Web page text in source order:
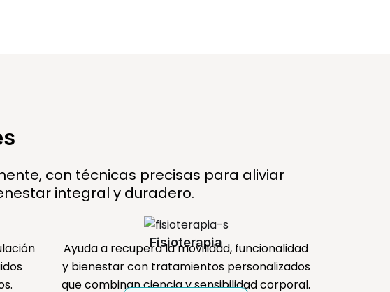
con técnicas precisas para aliviar
integral y duradero.
Fisioterapia
Ayuda a recupera la movilidad, funcionalidad
y bienestar con tratamientos personalizados
que combinan ciencia y sensibilidad corporal.